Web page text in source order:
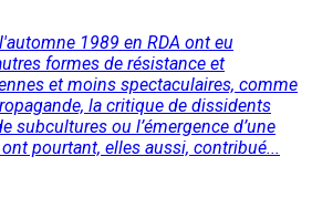
1989 en RDA ont eu
formes de résistance et
et moins spectaculaires, comme
la critique de dissidents
subcultures ou l’émergence d’une
pourtant, elles aussi, contribué...